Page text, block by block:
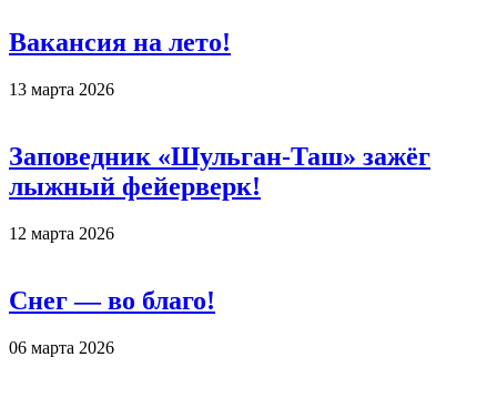
Вакансия на лето!
13 марта 2026
Заповедник «Шульган-Таш» зажёг
лыжный фейерверк!
12 марта 2026
Снег — во благо!
06 марта 2026